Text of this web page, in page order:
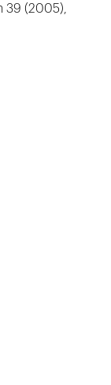
39 (2005),